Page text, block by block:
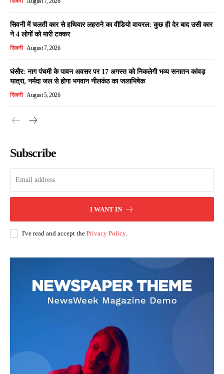
सिवनी में चलती कार से हथियार लहराने का वीडियो वायरल: कुछ ही देर बाद उसी कार
ने 4 लोगों को मारी टक्कर
सिवनी August 7, 2026
घंसौर: नाग पंचमी के पावन अवसर पर 17 अगस्त को निकलेगी भव्य सनातन कांवड़
यात्रा, नर्मदा जल से होगा भगवान नीलकंठ का जलाभिषेक
सिवनी August 5, 2026
Subscribe
I WANT IN
I've read and accept the Privacy Policy.